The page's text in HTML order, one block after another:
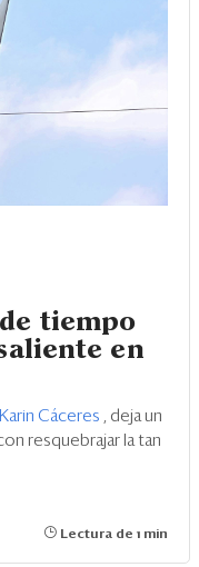
tiempo
en
Karin Cáceres , deja un
resquebrajar la tan
Lectura de 1 min